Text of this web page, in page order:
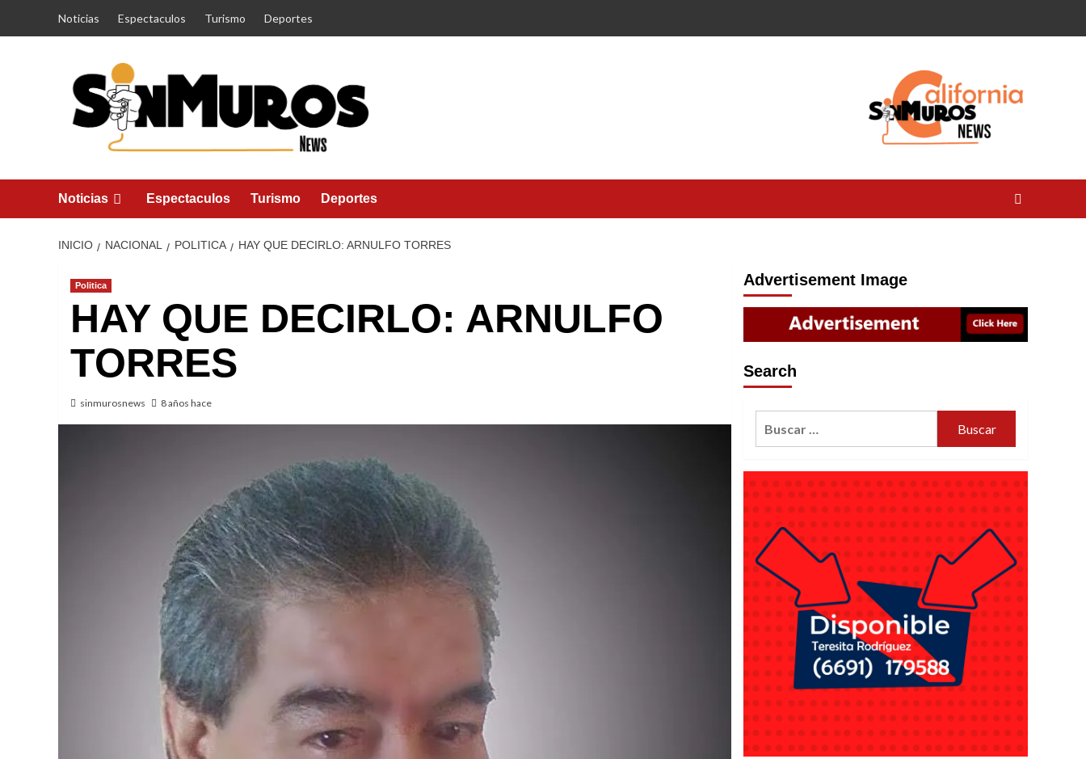
Noticias Espectaculos Turismo Deportes
Noticias Espectaculos Turismo Deportes
INICIO NACIONAL POLITICA HAY QUE DECIRLO: ARNULFO TORRES
Politica
HAY QUE DECIRLO: ARNULFO
TORRES
sinmurosnews 8 años hace
Advertisement Image
Search